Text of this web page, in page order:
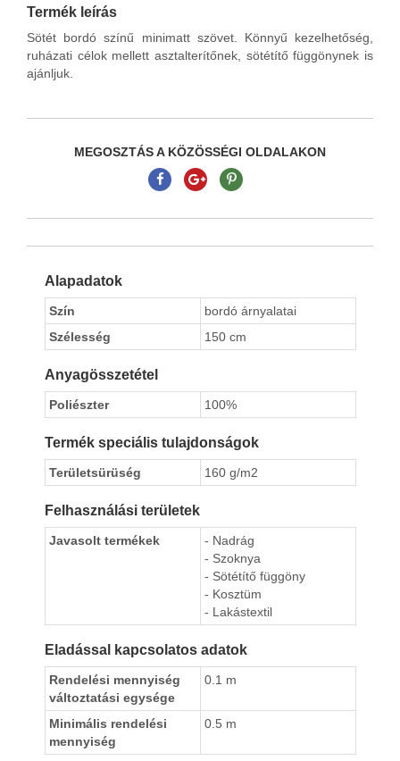
Termék leírás
Sötét bordó színű minimatt szövet. Könnyű kezelhetőség,
ruházati célok mellett asztalterítőnek, sötétítő függönynek is
ajánljuk.
MEGOSZTÁS A KÖZÖSSÉGI OLDALAKON
Alapadatok
Szín
bordó árnyalatai
Szélesség
150 cm
Anyagösszetétel
Poliészter 100%
Termék speciális tulajdonságok
Területsürüség 160 g/m2
Felhasználási területek
Javasolt termékek
- Nadrág
- Szoknya
- Sötétítő függöny
- Kosztüm
- Lakástextil
Eladással kapcsolatos adatok
Rendelési mennyiség
változtatási egysége
0.1 m
Minimális rendelési
mennyiség
0.5 m